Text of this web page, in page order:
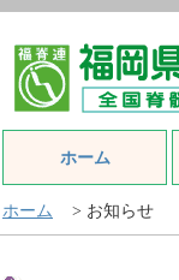
ホーム
ホーム > お知らせ